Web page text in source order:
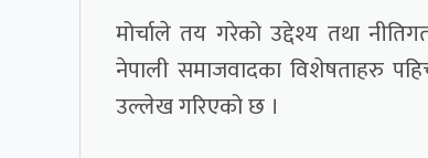
मोर्चाले तय गरेको उद्देश्य तथा
नेपाली समाजवादका विशेषताहरु
उल्लेख गरिएको छ ।